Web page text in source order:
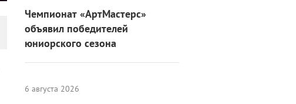
Чемпионат «АртМастерс»
объявил победителей
юниорского сезона
6 августа 2026